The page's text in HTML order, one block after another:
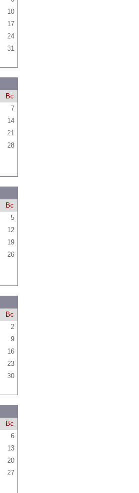
10
17
24
31
Вс
7
14
21
28
Вс
5
12
19
26
Вс
2
9
16
23
30
Вс
6
13
20
27